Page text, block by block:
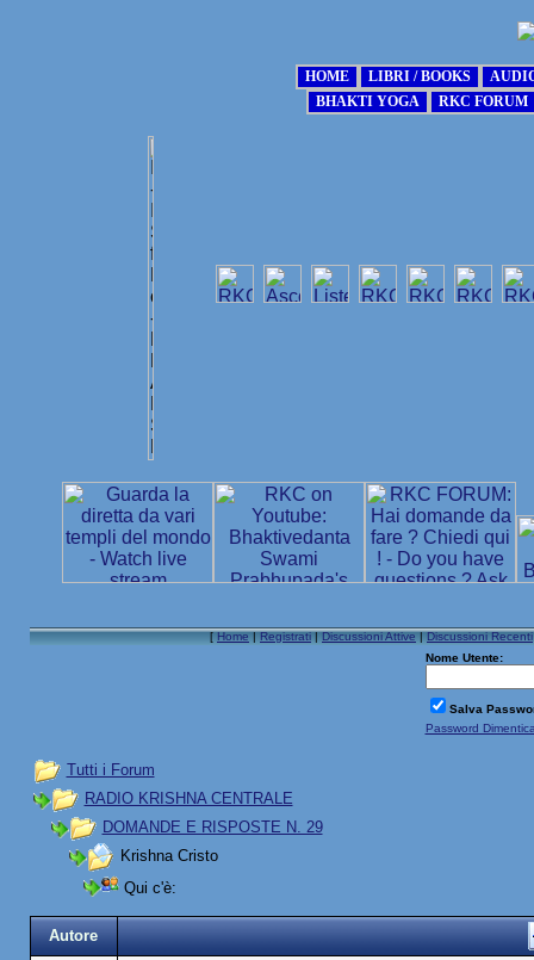
[Home|Registrati|Discussioni Attive|Discussioni Recenti
Nome Utente:
Salva
Password
Tutti i Forum
RADIO KRISHNA CENTRALE
DOMANDE E RISPOSTE N. 29
Krishna Cristo
Qui c'è:
Autore